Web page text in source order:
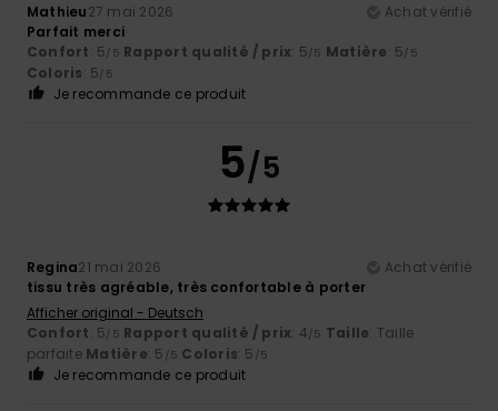
Mathieu27 mai 2026
Achat vérifié
Parfait merci
Confort: 5/5 Rapport qualité / prix: 5/5 Matière: 5/5
Coloris: 5/5
Je recommande ce produit
5/5
Regina21 mai 2026
Achat vérifié
tissu très agréable, très confortable à porter
Afficher original - Deutsch
Confort: 5/5 Rapport qualité / prix: 4/5 Taille: Taille
parfaite Matière: 5 /5 Coloris: 5 /5
Je recommande ce produit